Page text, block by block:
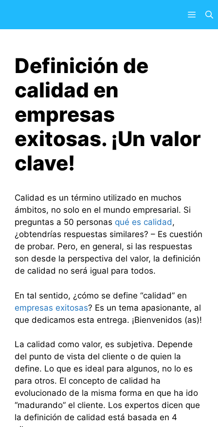
contenido
Menú
Definición de
calidad en
empresas
exitosas. ¡Un valor
clave!
Calidad es un término utilizado en muchos
ámbitos, no solo en el mundo empresarial. Si
preguntas a 50 personas qué es calidad,
¿obtendrías respuestas similares? – Es cuestión
de probar. Pero, en general, si las respuestas
son desde la perspectiva del valor, la definición
de calidad no será igual para todos.
En tal sentido, ¿cómo se define “calidad” en
empresas exitosas? Es un tema apasionante, al
que dedicamos esta entrega. ¡Bienvenidos (as)!
La calidad como valor, es subjetiva. Depende
del punto de vista del cliente o de quien la
define. Lo que es ideal para algunos, no lo es
para otros. El concepto de calidad ha
evolucionado de la misma forma en que ha ido
“madurando” el cliente. Los expertos dicen que
la definición de calidad está basada en 4